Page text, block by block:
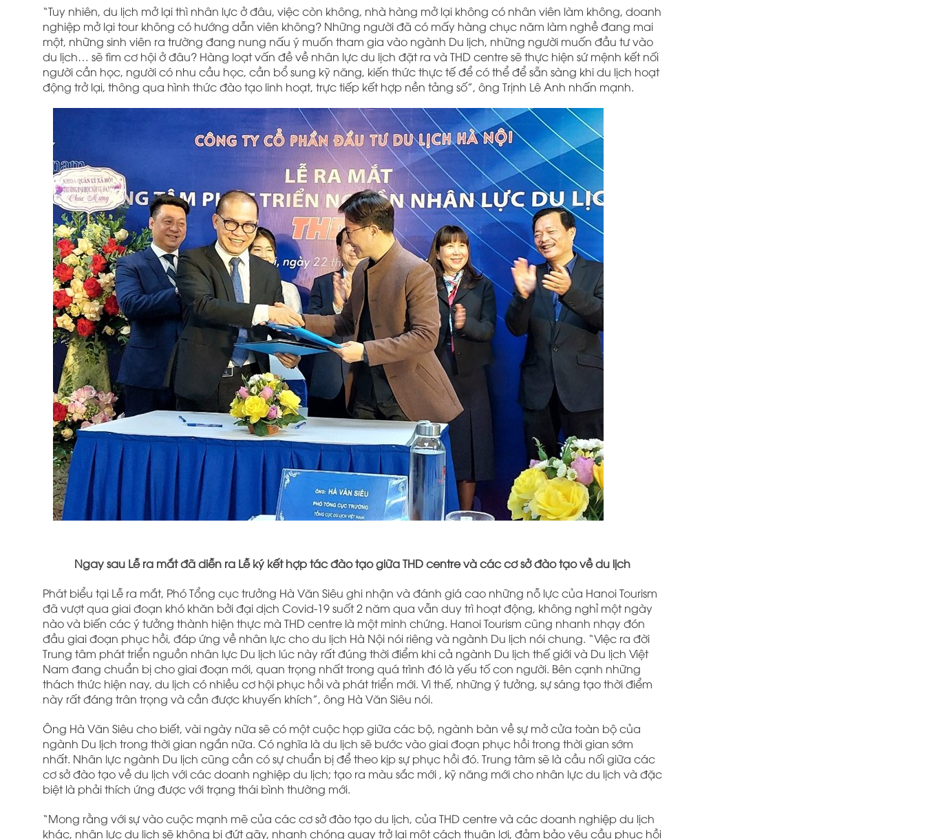
“Tuy nhiên, du lịch mở lại thì nhân lực ở đâu, việc còn không, nhà hàng mở lại không có nhân viên làm không, doanh
nghiệp mở lại tour không có hướng dẫn viên không? Những người đã có mấy hàng chục năm làm nghề đang mai
một, những sinh viên ra trường đang nung nấu ý muốn tham gia vào ngành Du lịch, những người muốn đầu tư vào
du lịch… sẽ tìm cơ hội ở đâu? Hàng loạt vấn đề về nhân lực du lịch đặt ra và THD centre sẽ thực hiện sứ mệnh kết nối
người cần học, người có nhu cầu học, cần bổ sung kỹ năng, kiến thức thực tế để có thể để sẵn sàng khi du lịch hoạt
động trở lại, thông qua hình thức đào tạo linh hoạt, trực tiếp kết hợp nền tảng số”, ông Trịnh Lê Anh nhấn mạnh.
Ngay sau Lễ ra mắt đã diễn ra Lễ ký kết hợp tác đào tạo giữa THD centre và các cơ sở đào tạo về du lịch
Phát biểu tại Lễ ra mắt, Phó Tổng cục trưởng Hà Văn Siêu ghi nhận và đánh giá cao những nỗ lực của Hanoi Tourism
đã vượt qua giai đoạn khó khăn bởi đại dịch Covid-19 suốt 2 năm qua vẫn duy trì hoạt động, không nghỉ một ngày
nào và biến các ý tưởng thành hiện thực mà THD centre là một minh chứng. Hanoi Tourism cũng nhanh nhạy đón
đầu giai đoạn phục hồi, đáp ứng về nhân lực cho du lịch Hà Nội nói riêng và ngành Du lịch nói chung. “Việc ra đời
Trung tâm phát triển nguồn nhân lực Du lịch lúc này rất đúng thời điểm khi cả ngành Du lịch thế giới và Du lịch Việt
Nam đang chuẩn bị cho giai đoạn mới, quan trọng nhất trong quá trình đó là yếu tố con người. Bên cạnh những
thách thức hiện nay, du lịch có nhiều cơ hội phục hồi và phát triển mới. Vì thế, những ý tưởng, sự sáng tạo thời điểm
này rất đáng trân trọng và cần được khuyến khích”, ông Hà Văn Siêu nói.
Ông Hà Văn Siêu cho biết, vài ngày nữa sẽ có một cuộc họp giữa các bộ, ngành bàn về sự mở cửa toàn bộ của
ngành Du lịch trong thời gian ngắn nữa. Có nghĩa là du lịch sẽ bước vào giai đoạn phục hồi trong thời gian sớm
nhất. Nhân lực ngành Du lịch cũng cần có sự chuẩn bị để theo kịp sự phục hồi đó. Trung tâm sẽ là cầu nối giữa các
cơ sở đào tạo về du lịch với các doanh nghiệp du lịch; tạo ra màu sắc mới , kỹ năng mới cho nhân lực du lịch và đặc
biệt là phải thích ứng được với trạng thái bình thường mới.
“Mong rằng với sự vào cuộc mạnh mẽ của các cơ sở đào tạo du lịch, của THD centre và các doanh nghiệp du lịch
khác, nhân lực du lịch sẽ không bị đứt gãy, nhanh chóng quay trở lại một cách thuận lợi, đảm bảo yêu cầu phục hồi